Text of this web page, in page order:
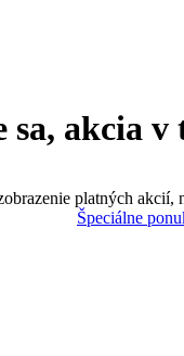
sa, akcia
platných akcií,
Špeciálne